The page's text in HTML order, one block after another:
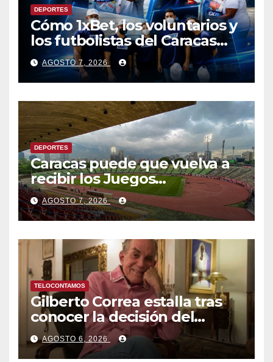
DEPORTES
Cómo 1xBet, los voluntarios y
los futbolistas del Caracas
Fútbol Club juntaron fuerzas
para ayudar a las familias de
Venezuela
AGOSTO 7, 2026
DEPORTES
Caracas puede que vuelva a
recibir los Juegos
Centroamericanos y del
Caribe tras mas de 70 años
AGOSTO 7, 2026
TELOCONTAMOS
Gilberto Correa estalla tras
conocer la decisión del
tribunal en su caso
AGOSTO 6, 2026